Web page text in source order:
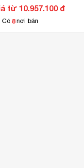
từ 10.957.100 đ
Có 8 nơi bán